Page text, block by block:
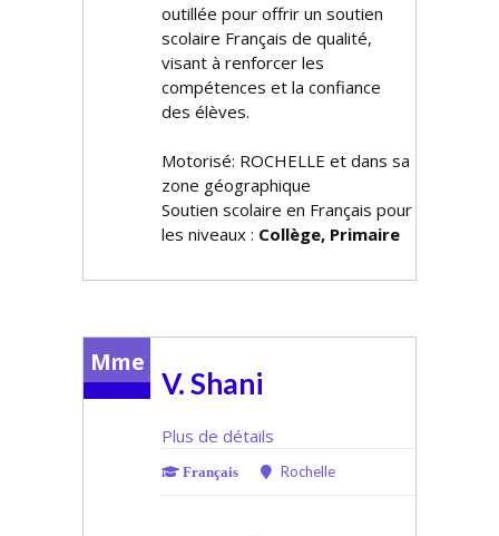
outillée pour offrir un soutien
scolaire Français de qualité,
visant à renforcer les
compétences et la confiance
des élèves.
Motorisé: ROCHELLE et dans sa
zone géographique
Soutien scolaire en Français pour
les niveaux : Collège, Primaire
Mme
V. Shani
Plus de détails
Français Rochelle